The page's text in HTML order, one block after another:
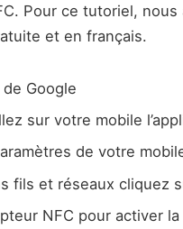
Pour ce tutoriel, nous
et en français.
Google
sur votre mobile
de votre
fils et réseaux cliquez
NFC pour activer